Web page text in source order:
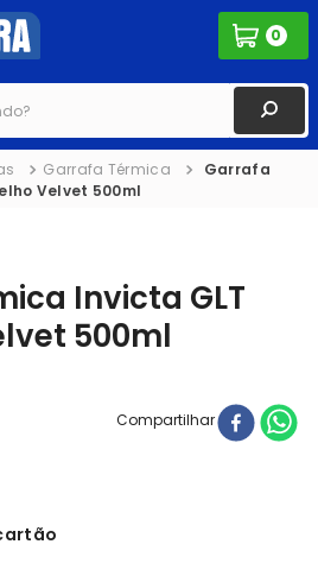
0
Garrafa Térmica
Garrafa
Velvet 500ml
Invicta GLT
500ml
Compartilhar